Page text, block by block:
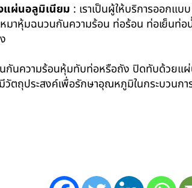
แผ่นอลูมิเนียม : เราเป็นผู้ให้บริการออกแ
าหุ้มฉนวนกันความร้อน ท่อร้อน ท่อเย็นท่อ
กันความร้อนหุ้มทับท่อหรือถัง ปิดทับด้วยแผ่
ตถุประสงค์เพื่อรักษาอุณหภูมิในกระบวนก